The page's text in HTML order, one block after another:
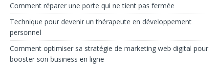
Comment réparer une porte qui ne tient pas fermée
Technique pour devenir un thérapeute en développement
personnel
Comment optimiser sa stratégie de marketing web digital pour
booster son business en ligne